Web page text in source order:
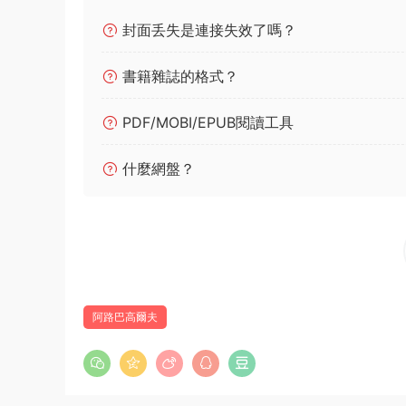
封面丢失是連接失效了嗎？
書籍雜誌的格式？
PDF/MOBI/EPUB閱讀工具
什麼網盤？
阿路巴高爾夫